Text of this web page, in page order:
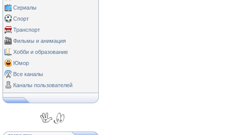
Сериалы
Спорт
Транспорт
Фильмы и анимация
Хобби и образование
Юмор
Все каналы
Каналы пользователей